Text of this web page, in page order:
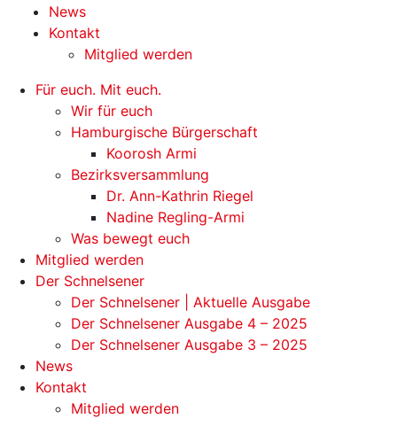
News
Kontakt
Mitglied werden
Für euch. Mit euch.
Wir für euch
Hamburgische Bürgerschaft
Koorosh Armi
Bezirksversammlung
Dr. Ann-Kathrin Riegel
Nadine Regling-Armi
Was bewegt euch
Mitglied werden
Der Schnelsener
Der Schnelsener | Aktuelle Ausgabe
Der Schnelsener Ausgabe 4 – 2025
Der Schnelsener Ausgabe 3 – 2025
News
Kontakt
Mitglied werden